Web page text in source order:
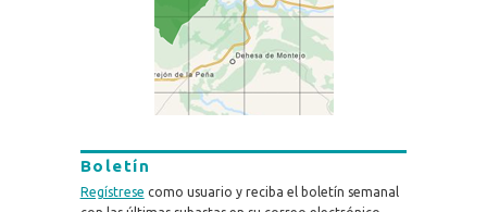
Boletín
Regístrese como usuario y reciba el boletín semanal